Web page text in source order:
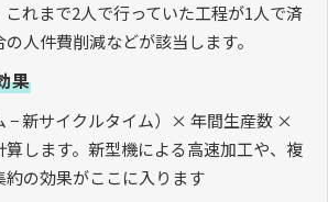
れまで2人で行っていた工程が1人で済
人件費削減などが該当します。
果
− 新サイクルタイム）× 年間生産数 ×
します。新型機による高速加工や、複
の効果がここに入ります